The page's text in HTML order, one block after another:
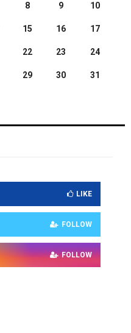
8 9 10
15 16 17
22 23 24
29 30
31
LIKE
FOLLOW
FOLLOW